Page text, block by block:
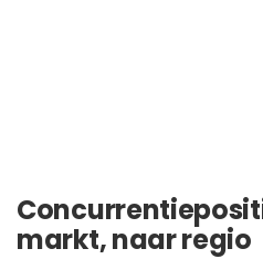
markt, naar regio